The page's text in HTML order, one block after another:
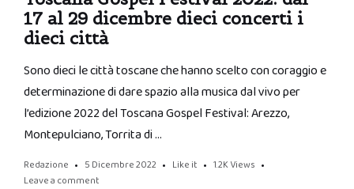
17 al 29 dicembre dieci concerti i
dieci città
Sono dieci le città toscane che hanno scelto con coraggio e
determinazione di dare spazio alla musica dal vivo per
l’edizione 2022 del Toscana Gospel Festival: Arezzo,
Montepulciano, Torrita di …
Redazione 5 Dicembre 2022 Like it 1.2K Views
Leave a comment